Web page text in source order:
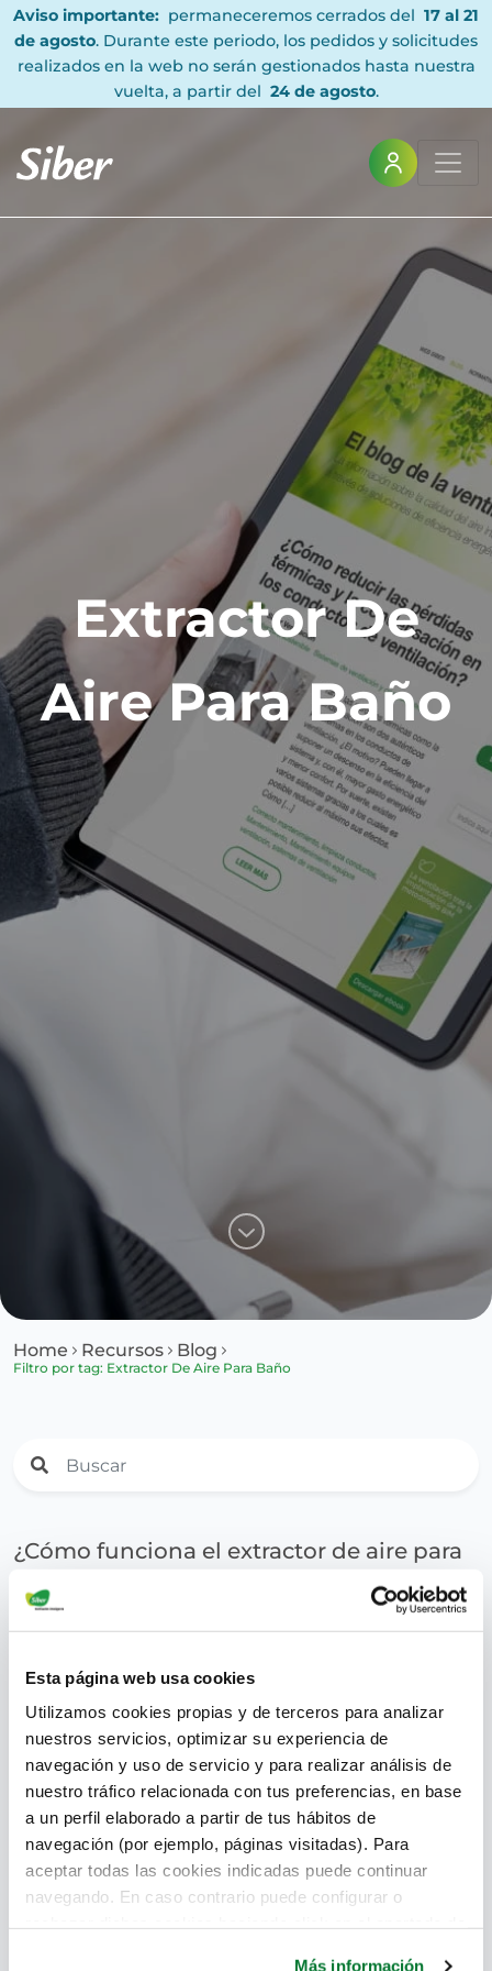
Esta página web usa cookies
Utilizamos cookies propias y de terceros para analizar
nuestros servicios, optimizar su experiencia de
navegación y uso de servicio y para realizar análisis de
nuestro tráfico relacionada con tus preferencias, en base
a un perfil elaborado a partir de tus hábitos de
navegación (por ejemplo, páginas visitadas). Para
aceptar todas las cookies indicadas puede continuar
navegando. En caso contrario puede configurar o
Más información
Aviso importante: permaneceremos cerrados del 17 al 21
de agosto. Durante este periodo, los pedidos y solicitudes
realizados en la web no serán gestionados hasta nuestra
vuelta, a partir del 24 de agosto.
Extractor De
Aire Para Baño
Home Recursos Blog
Filtro por tag: Extractor De Aire Para Baño
¿Cómo funciona el extractor de aire para
baño?